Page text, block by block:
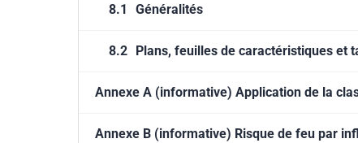
8.1 Généralités
8.2 Plans, feuilles de caractéristiques et
Annexe A (informative) Application de la
Annexe B (informative) Risque de feu par